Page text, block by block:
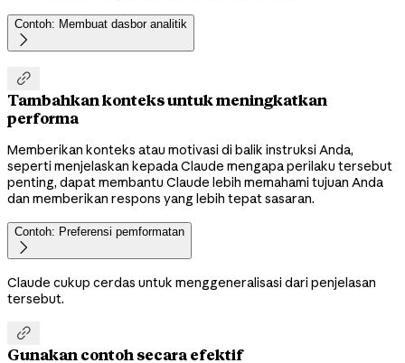
Contoh: Membuat dasbor analitik


Tambahkan konteks untuk meningkatkan
performa
Memberikan konteks atau motivasi di balik instruksi Anda,
seperti menjelaskan kepada Claude mengapa perilaku tersebut
penting, dapat membantu Claude lebih memahami tujuan Anda
dan memberikan respons yang lebih tepat sasaran.
Contoh: Preferensi pemformatan

Claude cukup cerdas untuk menggeneralisasi dari penjelasan
tersebut.

Gunakan contoh secara efektif